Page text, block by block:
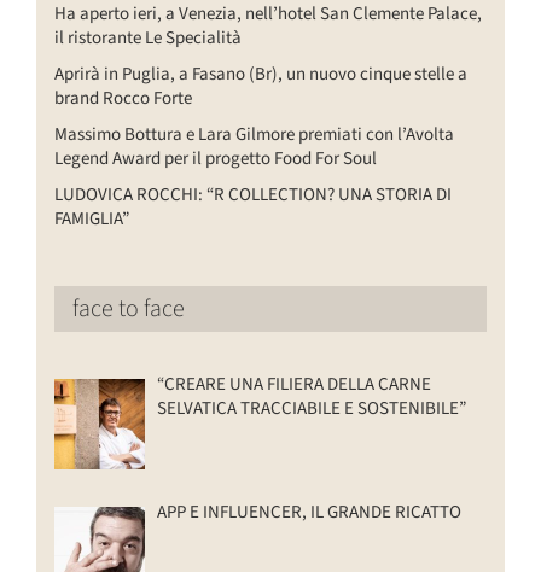
Ha aperto ieri, a Venezia, nell’hotel San Clemente Palace,
il ristorante Le Specialità
Aprirà in Puglia, a Fasano (Br), un nuovo cinque stelle a
brand Rocco Forte
Massimo Bottura e Lara Gilmore premiati con l’Avolta
Legend Award per il progetto Food For Soul
LUDOVICA ROCCHI: “R COLLECTION? UNA STORIA DI
FAMIGLIA”
face to face
“CREARE UNA FILIERA DELLA CARNE
SELVATICA TRACCIABILE E SOSTENIBILE”
APP E INFLUENCER, IL GRANDE RICATTO